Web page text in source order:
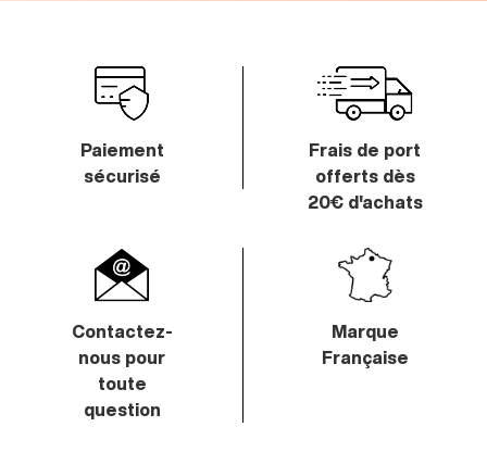
Paiement
sécurisé
Frais de port
offerts dès
20€ d'achats
Contactez-
nous pour
toute
question
Marque
Française